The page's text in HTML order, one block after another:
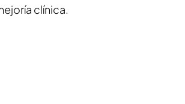
clínica.